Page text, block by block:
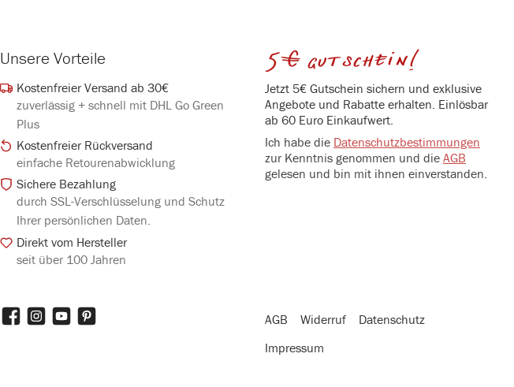
Unsere Vorteile
Kostenfreier Versand ab 30€
zuverlässig + schnell mit DHL Go Green
Plus
Kostenfreier Rückversand
einfache Retourenabwicklung
Sichere Bezahlung
durch SSL-Verschlüsselung und Schutz
Ihrer persönlichen Daten.
Direkt vom Hersteller
seit über 100 Jahren
5€ gutschein!
Jetzt 5€ Gutschein sichern und exklusive
Angebote und Rabatte erhalten. Einlösbar
ab 60 Euro Einkaufwert.
Ich habe die Datenschutzbestimmungen
zur Kenntnis genommen und die AGB
gelesen und bin mit ihnen einverstanden.
FacebookInstagramYouTubePinterest AGB Widerruf
Datenschutz
Impressum